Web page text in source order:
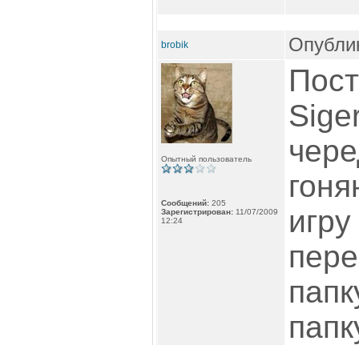
brobik
Опытный пользователь
Сообщений: 205
Зарегистрирован: 11/07/2009
12:24